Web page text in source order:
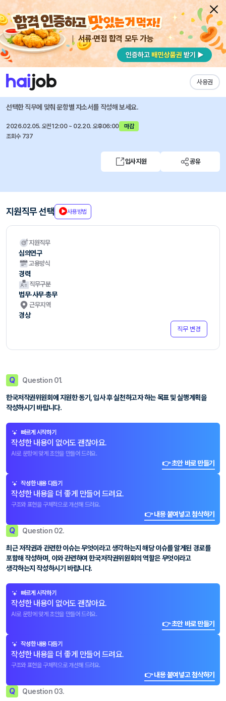
서류·면접 합격 모두 가능
사용권
채용공고 자소서 자유항목 자소서 내 작성목록
한국저작권위원회
2026년 제1차 직원 및 청년인턴 채용 공고
선택한 직무에 맞춰 문항별 자소서를 작성해 보세요.
2026.02.05. 오전12:00 ~ 02.20. 오후06:00
마감
조회수 737
입사지원 공유
지원직무 선택 사용방법
지원직무
심의연구
고용방식
경력
직무구분
법무·사무·총무
근무지역
경상
직무 변경
Q Question 01.
한국저작권위원회에 지원한 동기, 입사 후 실천하고자 하는 목표 및 실행계획을
작성하시기 바랍니다.
빠르게 시작하기
작성한 내용이 없어도 괜찮아요.
AI로 문항에 맞게 초안을 만들어 드려요.
👉 초안 바로 만들기
작성한 내용 다듬기
작성한 내용을 더 좋게 만들어 드려요.
구조와 표현을 구체적으로 개선해 드려요.
👉 내용 붙여넣고 첨삭하기
Q Question 02.
최근 저작권과 관련한 이슈는 무엇이라고 생각하는지 해당 이슈를 알게된 경로를
포함해 작성하며, 이와 관련하여 한국저작권위원회의 역할은 무엇이라고
생각하는지 작성하시기 바랍니다.
빠르게 시작하기
작성한 내용이 없어도 괜찮아요.
AI로 문항에 맞게 초안을 만들어 드려요.
👉 초안 바로 만들기
작성한 내용 다듬기
작성한 내용을 더 좋게 만들어 드려요.
구조와 표현을 구체적으로 개선해 드려요.
👉 내용 붙여넣고 첨삭하기
Q Question 03.